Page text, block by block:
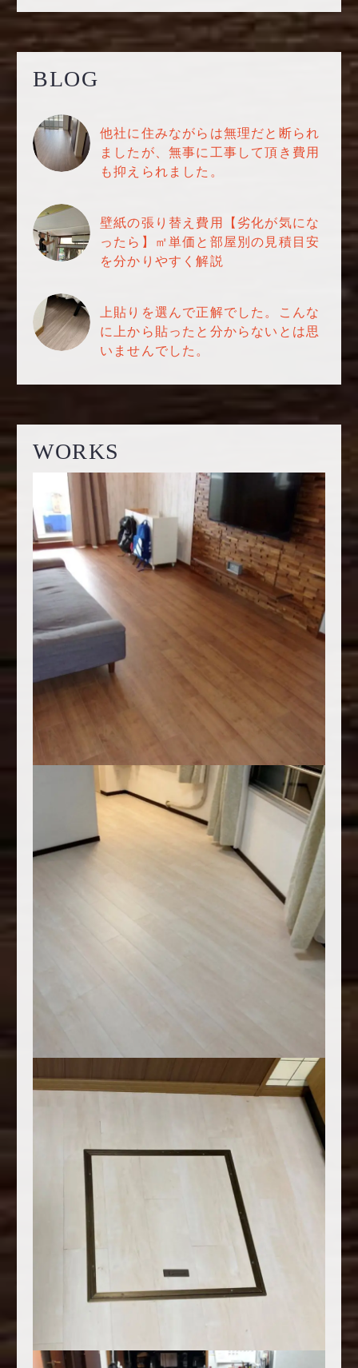
BLOG
他社に住みながらは無理だと断られ
ましたが、無事に工事して頂き費用
も抑えられました。
壁紙の張り替え費用【劣化が気にな
ったら】㎡単価と部屋別の見積目安
を分かりやすく解説
上貼りを選んで正解でした。こんな
に上から貼ったと分からないとは思
いませんでした。
WORKS